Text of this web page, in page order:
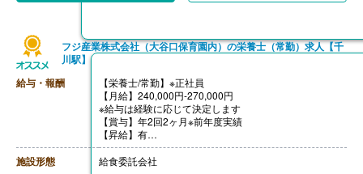
フジ産業株式会社（大谷口保育園内）の栄養士（常勤）求人【千
川駅】
給与・報酬
【栄養士/常勤】※正社員
【月給】240,000円-270,000円
※給与は経験に応じて決定します
【賞与】年2回2ヶ月※前年度実績
【昇給】有
【交通費】あり（実費支給）
【退職金】無し
施設形態 給食委託会社